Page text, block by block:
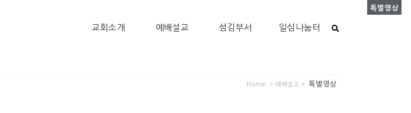
일심나눔터
섬김부서
예배설교
교회소개
특별영상
> 예배설교 >
Home
특별영상